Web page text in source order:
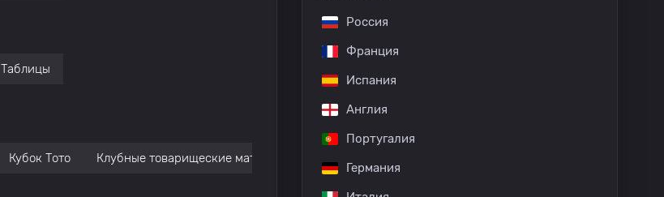
Таблицы
Кубок Тото Клубные товарищеские матчи
Россия
Франция
Испания
Англия
Португалия
Германия